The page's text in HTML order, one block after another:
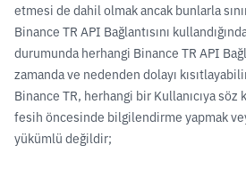
etmesi de dahil olmak ancak bunlarla
Binance TR API Bağlantısını
durumunda herhangi Binance TR API
zamanda ve nedenden dolayı
Binance TR, herhangi bir Kullanıcıya söz
fesih öncesinde bilgilendirme yapmak
yükümlü değildir;